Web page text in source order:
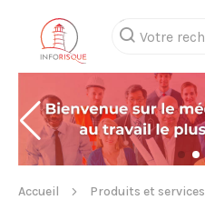
Accueil Produits et services